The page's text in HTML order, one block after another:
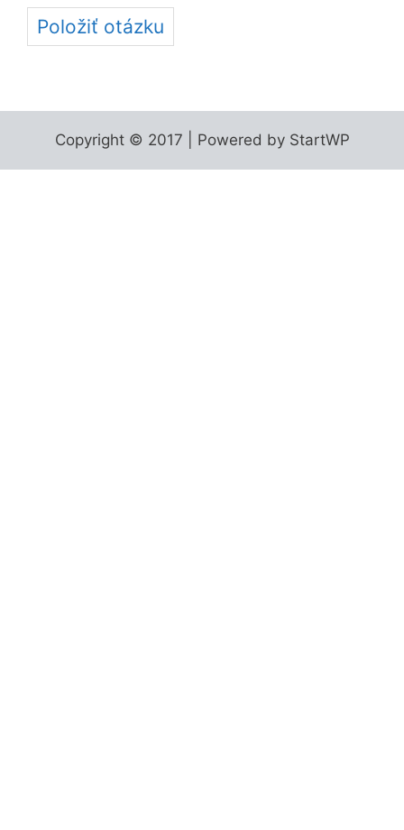
Položiť otázku
Copyright © 2017 | Powered by StartWP